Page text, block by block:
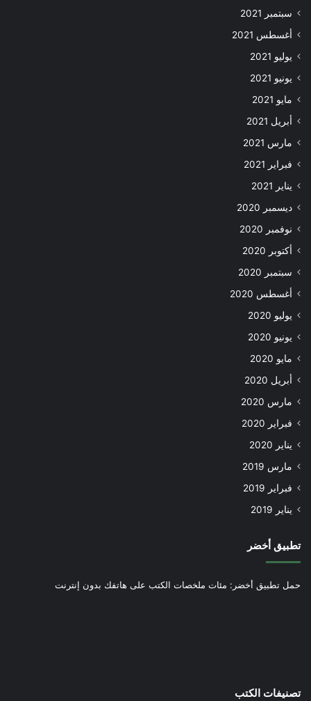
سبتمبر 2021
أغسطس 2021
يوليو 2021
يونيو 2021
مايو 2021
أبريل 2021
مارس 2021
فبراير 2021
يناير 2021
ديسمبر 2020
نوفمبر 2020
أكتوبر 2020
سبتمبر 2020
أغسطس 2020
يوليو 2020
يونيو 2020
مايو 2020
أبريل 2020
مارس 2020
فبراير 2020
يناير 2020
مارس 2019
فبراير 2019
يناير 2019
تطبيق أخضر
حمل تطبيق أخضر: مئات ملخصات الكتب على هاتفك بدون إنترنت
تصنيفات الكتب